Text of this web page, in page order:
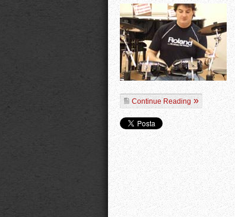
Continue Reading